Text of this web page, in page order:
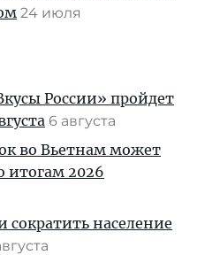
24 июля
России» пройдет
6 августа
во Вьетнам может
итогам 2026
население